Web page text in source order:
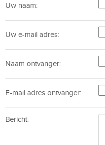
Uw naam:
Uw e-mail adres:
Naam ontvanger:
E-mail adres ontvanger:
Bericht: